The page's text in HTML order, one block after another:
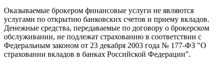
Оказываемые брокером финансовые услуги не являются
услугами по открытию банковских счетов и приему вкладов.
Денежные средства, передаваемые по договору о брокерском
обслуживании, не подлежат страхованию в соответствии с
Федеральным законом от 23 декабря 2003 года № 177-ФЗ "О
страховании вкладов в банках Российской Федерации".